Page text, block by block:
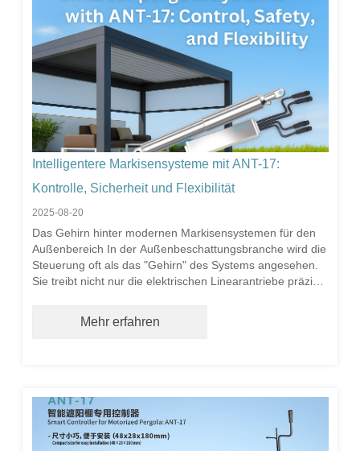
Intelligentere Markisensysteme mit ANT-17:
Kontrolle, Sicherheit und Flexibilität
2025-08-20
Das Gehirn hinter modernen Markisensystemen für den
Außenbereich In der Außenbeschattungsbranche wird die
Steuerung oft als das "Gehirn" des Systems angesehen.
Sie treibt nicht nur die elektrischen Linearantriebe präzise
auf Sensoren und lässt sich in mehrere
Steuerungsmethoden integrieren. Für die Hersteller wirkt
um diese kritischen Herausforderungen zu lösen und
Herstellern eine kompakte, zuverlässige und
funktionsreiche Lösung zu bieten.
Mehr erfahren